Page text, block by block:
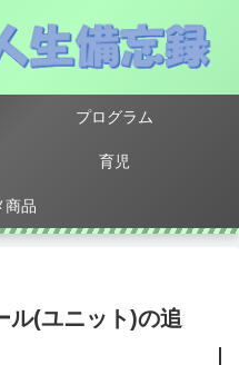
プログラム
育児
商品
ル(ユニット)の追